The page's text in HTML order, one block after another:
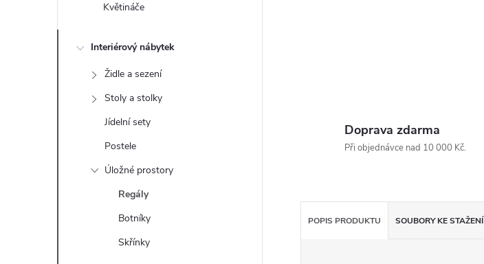
n
Květináče
Interiérový nábytek
Židle a sezení
Stoly a stolky
Jídelní sety
Postele
Úložné prostory
Regály
Botníky
Skřínky
Doprava zdarma
Při objednávce nad 10 000 Kč.
POPIS PRODUKTU SOUBORY KE STAŽENÍ